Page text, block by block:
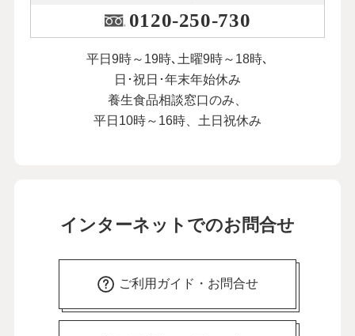
0120-250-730
平日9時～19時､土曜9時～18時､
日･祝日･年末年始休み
養生食品相談窓口のみ、
平日10時～16時、土日祝休み
インターネットでのお問合せ
ご利用ガイド・お問合せ